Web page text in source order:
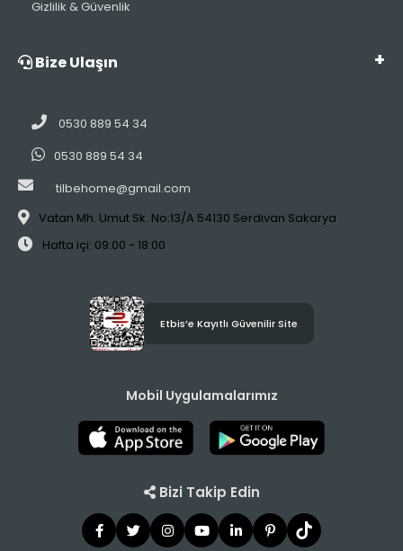
Gizlilik & Güvenlik
Bize Ulaşın
0530 889 54 34
0530 889 54 34
tilbehome@gmail.com
Vatan Mh. Umut Sk. No:13/A 54130 Serdivan Sakarya
Hafta içi: 09:00 - 18:00
Etbis’e Kayıtlı Güvenilir Site
Mobil Uygulamalarımız
Bizi Takip Edin